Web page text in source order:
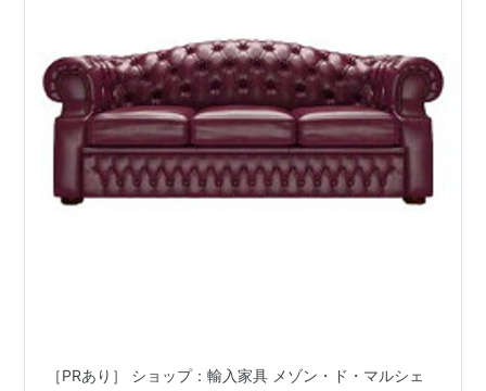
［PRあり］ ショップ：輸入家具 メゾン・ド・マルシェ